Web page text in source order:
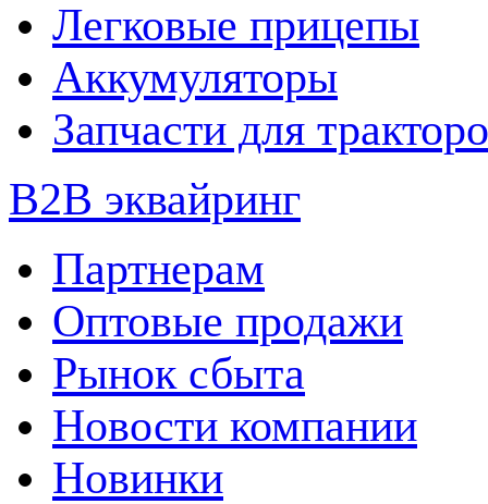
Легковые прицепы
Аккумуляторы
Запчасти для
B2B эквайринг
Партнерам
Оптовые продажи
Рынок сбыта
Новости компании
Новинки